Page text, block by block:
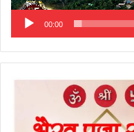
00:00